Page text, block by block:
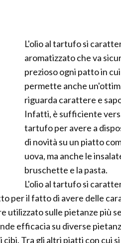
L'olio al tartufo si
aromatizzato che va
prezioso ogni patto in
permette anche
riguarda carattere e
Infatti, è sufficiente
tartufo per avere a
di novità su un piatto
uova, ma anche le
bruschette e la pasta.
L'olio al tartufo si
per il fatto di avere delle
utilizzato sulle pietanze più
efficacia su diverse
Tra gli altri piatti con cui